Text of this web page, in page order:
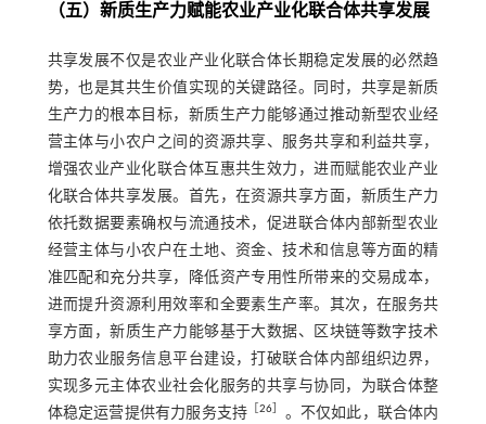
（五）新质生产力赋能农业产业化联合体共享发展
共享发展不仅是农业产业化联合体长期稳定发展的必然趋
势，也是其共生价值实现的关键路径。同时，共享是新质
生产力的根本目标，新质生产力能够通过推动新型农业经
营主体与小农户之间的资源共享、服务共享和利益共享，
增强农业产业化联合体互惠共生效力，进而赋能农业产业
化联合体共享发展。首先，在资源共享方面，新质生产力
依托数据要素确权与流通技术，促进联合体内部新型农业
经营主体与小农户在土地、资金、技术和信息等方面的精
准匹配和充分共享，降低资产专用性所带来的交易成本，
进而提升资源利用效率和全要素生产率。其次，在服务共
享方面，新质生产力能够基于大数据、区块链等数字技术
助力农业服务信息平台建设，打破联合体内部组织边界，
实现多元主体农业社会化服务的共享与协同，为联合体整
体稳定运营提供有力服务支持 ［26
。不仅如此，联合体内